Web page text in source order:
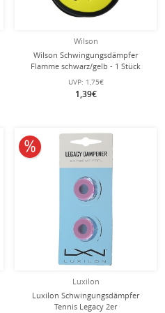
Wilson
Wilson Schwingungsdämpfer
Flamme schwarz/gelb - 1 Stück
UVP: 1,75€
1,39€
Luxilon
Luxilon Schwingungsdämpfer
Tennis Legacy 2er
10% reduziert